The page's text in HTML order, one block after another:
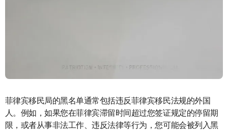
菲律宾移民局的黑名单通常包括违反菲律宾移民法规的外国
人。例如，如果您在菲律宾滞留时间超过您签证规定的停留期
限，或者从事非法工作、违反法律等行为，您可能会被列入黑